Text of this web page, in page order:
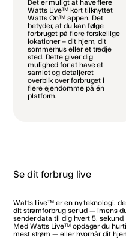
Det er muligt at have flere
Watts Live™ kort tilknyttet
Watts On™ appen. Det
betyder, at du kan følge
forbruget på flere forskellige
lokationer – dit hjem, dit
sommerhus eller et tredje
sted. Dette giver dig
mulighed for at have et
samlet og detaljeret
overblik over forbruget i
flere ejendomme på én
platform.
Se dit forbrug live
Watts Live™ er en ny teknologi,
dit strømforbrug ser ud — imens
sender data til dig hvert 5.
Med Watts Live™ opdager du
mest strøm — eller hvornår dit